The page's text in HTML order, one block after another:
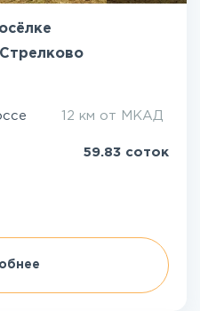
12 км от МКАД
59.83 соток